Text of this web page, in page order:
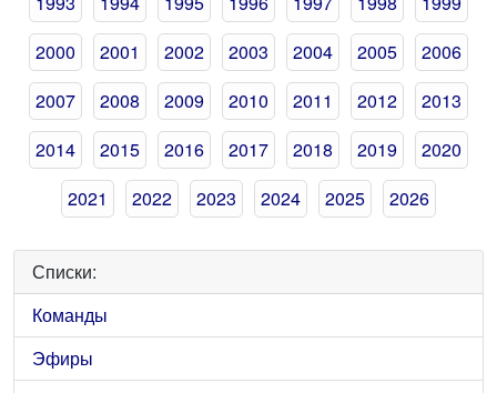
2000
2001 2002 2003 2004 2005
2006
2007
2008 2009 2010 2011 2012
2013
2014
2015 2016 2017 2018 2019
2020
2021
2022 2023 2024 2025 2026
Списки:
Команды
Эфиры